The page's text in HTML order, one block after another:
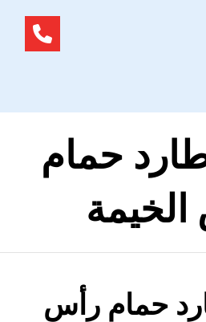
حمام
حمام رأس